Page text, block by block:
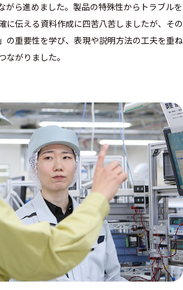
がら進めました。製品の特殊性からトラブルを
に伝える資料作成に四苦八苦しましたが、その
の重要性を学び、表現や説明方法の工夫を重ね
ながりました。